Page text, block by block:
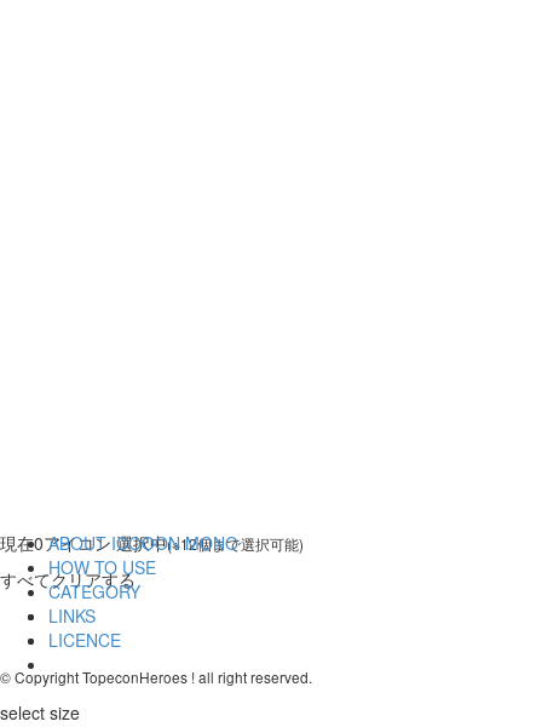
現在0アイコン 選択中(※12個まで選択可能)
すべてクリアする
select size
ABOUT ICOOON MONO
HOW TO USE
CATEGORY
LINKS
LICENCE
© Copyright TopeconHeroes ! all right reserved.